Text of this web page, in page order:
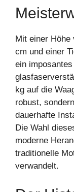
Mit einer
cm und einer
ein
kg auf die
robust,
dauerhafte
Die Wahl
moderne
traditionelle
verwandelt.